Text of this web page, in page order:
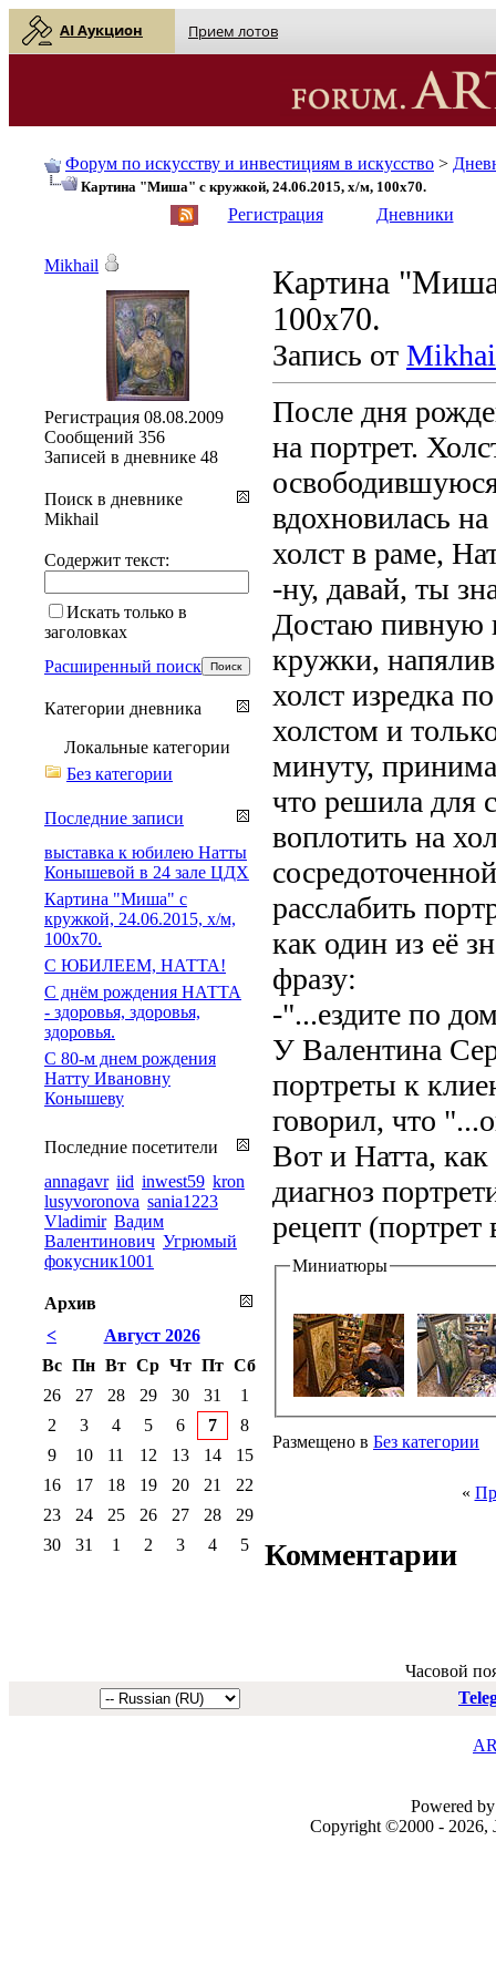
AI Аукцион Прием лотов
Форум по искусству и инвестициям в искусство >
Картина "Миша" с кружкой, 24.06.2015, х/м, 100х70.
Регистрация Дневники
Картина
100х70.
Запись от
После дня
на портрет.
вдохновилась
холст в раме,
-ну, давай, ты
Достаю пивную
кружки,
холст изредка
холстом и
минуту,
что решила для
воплотить на
расслабить
как один из её
фразу:
-"...ездите по
У Валентина
портреты к
говорил, что
Вот и Натта, как
диагноз
рецепт (портрет
Миниатюры
Размещено в Без категории
«
Комментарии
Mikhail
Регистрация 08.08.2009
Сообщений 356
Записей в дневнике 48
Поиск в дневнике
Mikhail
Содержит текст:
Искать только в
заголовках
Расширенный поиск
Категории дневника
Локальные категории
Без категории
Последние записи
выставка к юбилею Натты
Конышевой в 24 зале ЦДХ
Картина "Миша" с
кружкой, 24.06.2015, х/м,
100х70.
С ЮБИЛЕЕМ, НАТТА!
С днём рождения НАТТА
- здоровья, здоровья,
здоровья.
С 80-м днем рождения
Натту Ивановну
Конышеву
Последние посетители
annagavr iid inwest59 kron
lusyvoronova sania1223
Vladimir Вадим
Валентинович Угрюмый
фокусник1001
Архив
<
Август 2026
Вс Пн Вт Ср Чт Пт Сб
26
27 28 29 30 31
1
2
3 4 5 6 7
8
9
10 11 12 13 14
15
16
17 18 19 20 21
22
23
24 25 26 27 28
29
30
31 1 2 3 4 5
Часовой
Powered
Copyright ©2000 - 2026,